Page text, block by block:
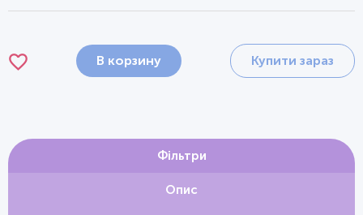
В корзину Купити зараз
Фільтри
Опис